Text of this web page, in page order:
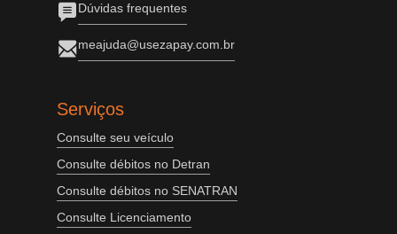
Dúvidas frequentes
meajuda@usezapay.com.br
Serviços
Consulte seu veículo
Consulte débitos no Detran
Consulte débitos no SENATRAN
Consulte Licenciamento